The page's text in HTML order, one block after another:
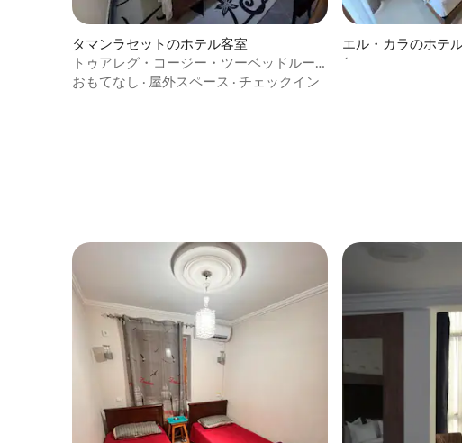
タマンラセットのホテル客室
トゥアレグ・コージー・ツーベッドルー
ム
おもてなし · 屋外スペース · チェックイン
エル・カラのホテ
´